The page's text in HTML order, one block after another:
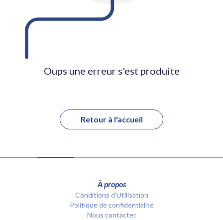
Oups une erreur s'est produite
Retour à l'accueil
À propos
Conditions d’Utilisation
Politique de confidentialité
Nous contacter